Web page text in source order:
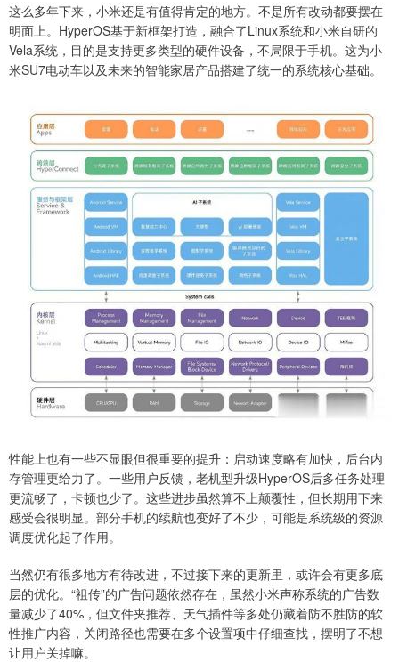
这么多年下来，小米还是有值得肯定的地方。不是所有改动都要摆在
明面上。HyperOS基于新框架打造，融合了Linux系统和小米自研的
Vela系统，目的是支持更多类型的硬件设备，不局限于手机。这为小
米SU7电动车以及未来的智能家居产品搭建了统一的系统核心基础。
性能上也有一些不显眼但很重要的提升：启动速度略有加快，后台内
存管理更给力了。一些用户反馈，老机型升级HyperOS后多任务处理
更流畅了，卡顿也少了。这些进步虽然算不上颠覆性，但长期用下来
感受会很明显。部分手机的续航也变好了不少，可能是系统级的资源
调度优化起了作用。
当然仍有很多地方有待改进，不过接下来的更新里，或许会有更多底
层的优化。“祖传”的广告问题依然存在，虽然小米声称系统的广告数
量减少了40%，但文件夹推荐、天气插件等多处仍藏着防不胜防的软
性推广内容，关闭路径也需要在多个设置项中仔细查找，摆明了不想
让用户关掉嘛。